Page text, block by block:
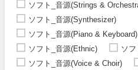
ソフト_音源(Strings &
ソフト_音源(Synthesizer)
ソフト_音源(Piano & Keyboard)
ソフト_音源(Ethnic)
ソ
ソフト_音源(Voice & Choir)